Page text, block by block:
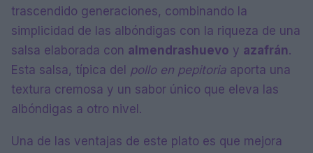
trascendido generaciones, combinando la
simplicidad de las albóndigas con la riqueza de una
salsa elaborada con almendras huevo y azafrán.
Esta salsa, típica del pollo en pepitoria aporta una
textura cremosa y un sabor único que eleva las
albóndigas a otro nivel.
Una de las ventajas de este plato es que mejora